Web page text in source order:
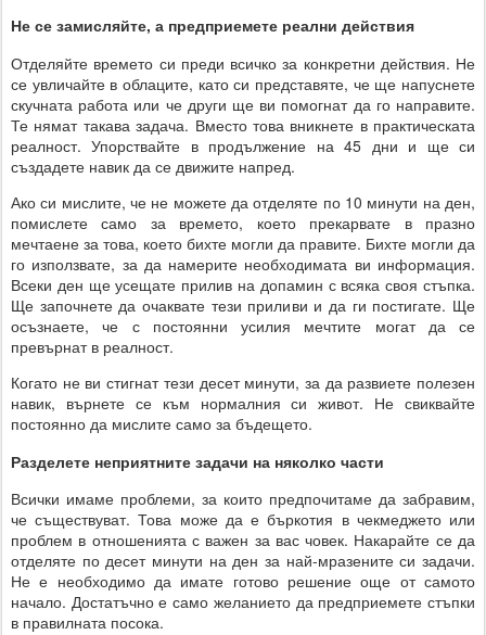
Не се замисляйте, а предприемете реални действия
Отделяйте времето си преди всичко за конкретни действия. Не
се увличайте в облаците, като си представяте, че ще напуснете
скучната работа или че други ще ви помогнат да го направите.
Те нямат такава задача. Вместо това вникнете в практическата
реалност. Упорствайте в продължение на 45 дни и ще си
създадете навик да се движите напред.
Ако си мислите, че не можете да отделяте по 10 минути на ден,
помислете само за времето, което прекарвате в празно
мечтаене за това, което бихте могли да правите. Бихте могли да
го използвате, за да намерите необходимата ви информация.
Всеки ден ще усещате прилив на допамин с всяка своя стъпка.
Ще започнете да очаквате тези приливи и да ги постигате. Ще
осъзнаете, че с постоянни усилия мечтите могат да се
превърнат в реалност.
Когато не ви стигнат тези десет минути, за да развиете полезен
навик, върнете се към нормалния си живот. Не свиквайте
постоянно да мислите само за бъдещето.
Разделете неприятните задачи на няколко части
Всички имаме проблеми, за които предпочитаме да забравим,
че съществуват. Това може да е бъркотия в чекмеджето или
проблем в отношенията с важен за вас човек. Накарайте се да
отделяте по десет минути на ден за най-мразените си задачи.
Не е необходимо да имате готово решение още от самото
начало. Достатъчно е само желанието да предприемете стъпки
в правилната посока.